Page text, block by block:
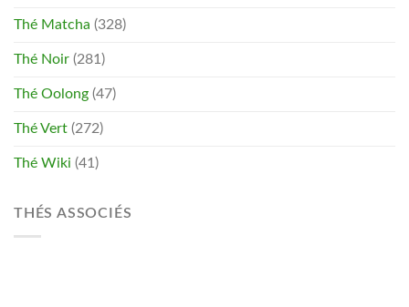
Thé Matcha (328)
Thé Noir (281)
Thé Oolong (47)
Thé Vert (272)
Thé Wiki (41)
THÉS ASSOCIÉS